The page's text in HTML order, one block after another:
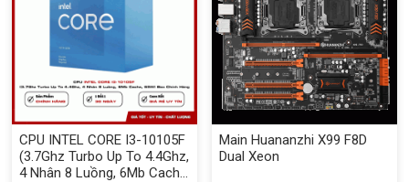
CPU INTEL CORE I3-10105F
(3.7Ghz Turbo Up To 4.4Ghz,
4 Nhân 8 Luồng, 6Mb Cache,
Main Huananzhi X99 F8D
Dual Xeon